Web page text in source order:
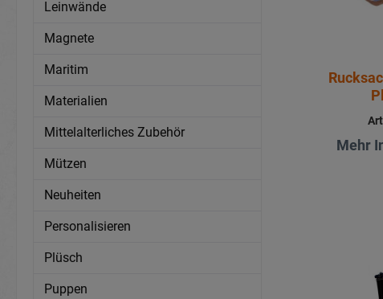
Leinwände
Magnete
Maritim
Materialien
Mittelalterliches Zubehör
Mützen
Neuheiten
Personalisieren
Plüsch
Puppen
Mehr